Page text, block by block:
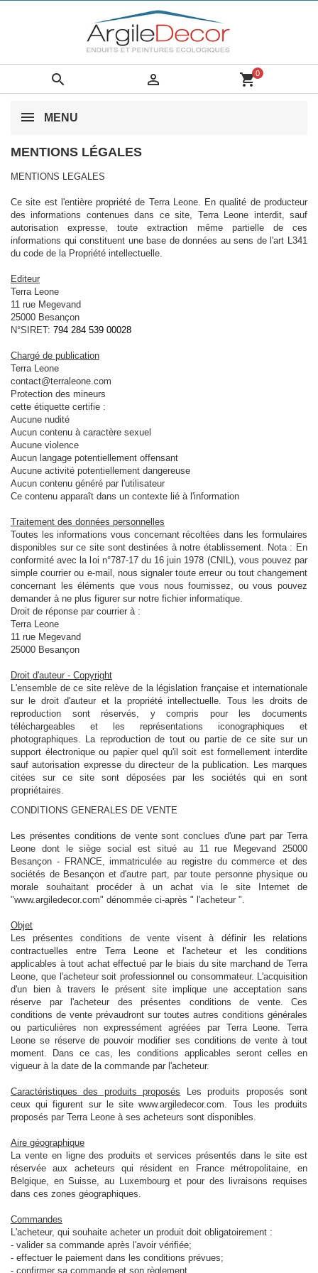
  shopping_cart0
MENU
MENTIONS LÉGALES
MENTIONS LEGALES
Ce site est l'entière propriété de Terra Leone. En qualité de producteur
des informations contenues dans ce site, Terra Leone interdit, sauf
autorisation expresse, toute extraction même partielle de ces
informations qui constituent une base de données au sens de l'art L341
du code de la Propriété intellectuelle.
Editeur
Terra Leone
11 rue Megevand
25000 Besançon
N°SIRET: 794 284 539 00028
Chargé de publication
Terra Leone
contact@terraleone.com
Protection des mineurs
cette étiquette certifie :
Aucune nudité
Aucun contenu à caractère sexuel
Aucune violence
Aucun langage potentiellement offensant
Aucune activité potentiellement dangereuse
Aucun contenu généré par l'utilisateur
Ce contenu apparaît dans un contexte lié à l'information
Traitement des données personnelles
Toutes les informations vous concernant récoltées dans les formulaires
disponibles sur ce site sont destinées à notre établissement. Nota : En
conformité avec la loi n°787-17 du 16 juin 1978 (CNIL), vous pouvez par
simple courrier ou e-mail, nous signaler toute erreur ou tout changement
concernant les éléments que vous nous fournissez, ou vous pouvez
demander à ne plus figurer sur notre fichier informatique.
Droit de réponse par courrier à :
Terra Leone
11 rue Megevand
25000 Besançon
Droit d'auteur - Copyright
L'ensemble de ce site relève de la législation française et internationale
sur le droit d'auteur et la propriété intellectuelle. Tous les droits de
reproduction sont réservés, y compris pour les documents
téléchargeables et les représentations iconographiques et
photographiques. La reproduction de tout ou partie de ce site sur un
support électronique ou papier quel qu'il soit est formellement interdite
sauf autorisation expresse du directeur de la publication. Les marques
citées sur ce site sont déposées par les sociétés qui en sont
propriétaires.
CONDITIONS GENERALES DE VENTE
Les présentes conditions de vente sont conclues d'une part par Terra
Leone dont le siège social est situé au 11 rue Megevand 25000
Besançon - FRANCE, immatriculée au registre du commerce et des
sociétés de Besançon et d'autre part, par toute personne physique ou
morale souhaitant procéder à un achat via le site Internet de
"www.argiledecor.com" dénommée ci-après " l'acheteur ".
Objet
Les présentes conditions de vente visent à définir les relations
contractuelles entre Terra Leone et l'acheteur et les conditions
applicables à tout achat effectué par le biais du site marchand de Terra
Leone, que l'acheteur soit professionnel ou consommateur. L'acquisition
d'un bien à travers le présent site implique une acceptation sans
réserve par l'acheteur des présentes conditions de vente. Ces
conditions de vente prévaudront sur toutes autres conditions générales
ou particulières non expressément agréées par Terra Leone. Terra
Leone se réserve de pouvoir modifier ses conditions de vente à tout
moment. Dans ce cas, les conditions applicables seront celles en
vigueur à la date de la commande par l'acheteur.
Caractéristiques des produits proposés Les produits proposés sont
ceux qui figurent sur le site www.argiledecor.com. Tous les produits
proposés par Terra Leone à ses acheteurs sont disponibles.
Aire géographique
La vente en ligne des produits et services présentés dans le site est
réservée aux acheteurs qui résident en France métropolitaine, en
Belgique, en Suisse, au Luxembourg et pour des livraisons requises
dans ces zones géographiques.
Commandes
L'acheteur, qui souhaite acheter un produit doit obligatoirement :
- valider sa commande après l'avoir vérifiée;
- effectuer le paiement dans les conditions prévues;
- confirmer sa commande et son règlement.